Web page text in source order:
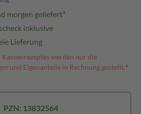
morgen geliefert³
inklusive
Lieferung
werden nur die
und Eigenanteile in Rechnung gestellt.⁴
PZN: 13832564